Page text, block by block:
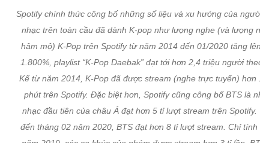
Spotify chính thức công bố những số liệu và xu hướng của người
nhạc trên toàn cầu đã dành K-pop như lượng nghe (và lượng
hâm mộ) K-Pop trên Spotify từ năm 2014 đến 01/2020 tăng lên
1.800%, playlist “K-Pop Daebak” đạt tới hơn 2,4 triệu người theo
Kể từ năm 2014, K-Pop đã được stream (nghe trực tuyến) hơn
phút trên Spotify. Đặc biệt hơn, Spotify cũng công bố BTS là
nhạc đầu tiên của châu Á đạt hơn 5 tỉ lượt stream trên Spotify.
đến tháng 02 năm 2020, BTS đạt hơn 8 tỉ lượt stream. Chỉ tính